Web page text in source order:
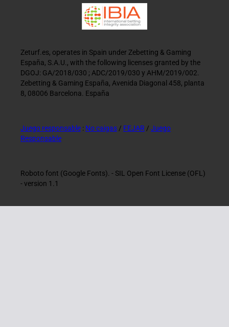
Zeturf.es, operates in Spain under Zebetting & Gaming
España, S.A.U., with the following licenses granted by the
DGOJ: GA/2018/030 ; ADC/2019/030 y AHM/2019/002.
Zebetting & Gaming España, Avenida Diagonal 458, planta
8, 08006 Barcelona. España
Juego responsable : No caigas / FEJAR / Juego
Responsable
Roboto font (Google Fonts). - SIL Open Font License (OFL)
- version 1.1